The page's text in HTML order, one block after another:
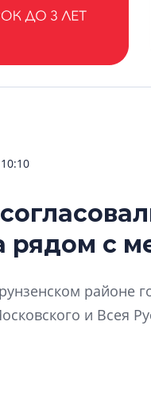
рядом с
районе
и Всея